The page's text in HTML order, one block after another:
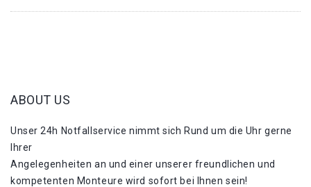
ABOUT US
Unser 24h Notfallservice nimmt sich Rund um die Uhr gerne
Ihrer
Angelegenheiten an und einer unserer freundlichen und
kompetenten Monteure wird sofort bei Ihnen sein!